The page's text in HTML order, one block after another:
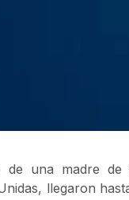
de una madre
llegaron